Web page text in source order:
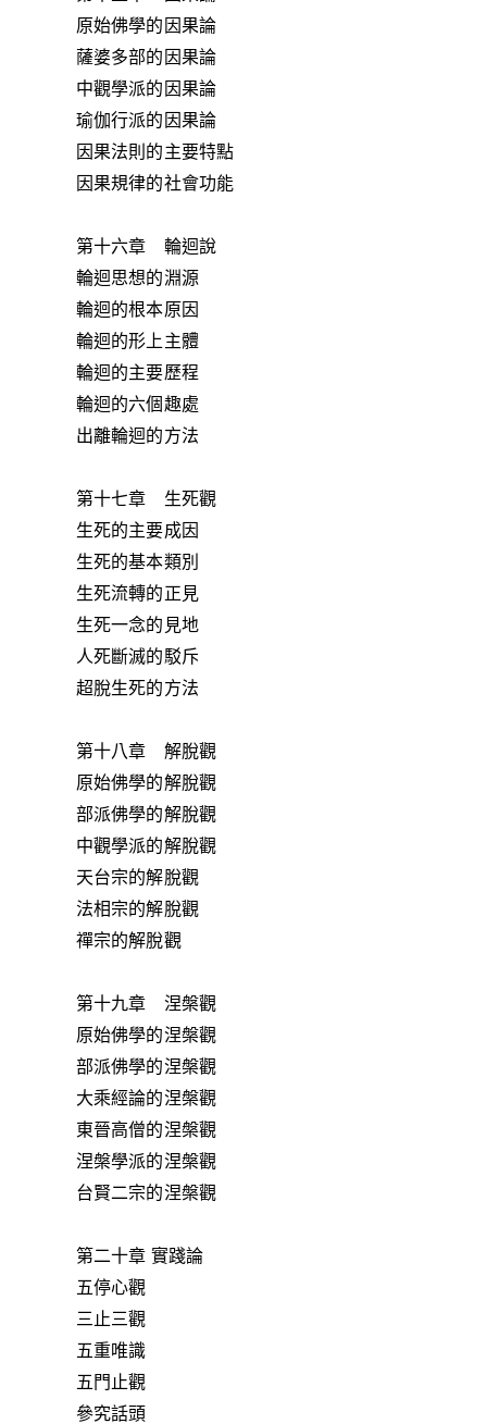
原始佛學的因果論
薩婆多部的因果論
中觀學派的因果論
瑜伽行派的因果論
因果法則的主要特點
因果規律的社會功能
第十六章 輪迴說
輪迴思想的淵源
輪迴的根本原因
輪迴的形上主體
輪迴的主要歷程
輪迴的六個趣處
出離輪迴的方法
第十七章 生死觀
生死的主要成因
生死的基本類別
生死流轉的正見
生死一念的見地
人死斷滅的駁斥
超脫生死的方法
第十八章 解脫觀
原始佛學的解脫觀
部派佛學的解脫觀
中觀學派的解脫觀
天台宗的解脫觀
法相宗的解脫觀
禪宗的解脫觀
第十九章 涅槃觀
原始佛學的涅槃觀
部派佛學的涅槃觀
大乘經論的涅槃觀
東晉高僧的涅槃觀
涅槃學派的涅槃觀
台賢二宗的涅槃觀
第二十章 實踐論
五停心觀
三止三觀
五重唯識
五門止觀
參究話頭